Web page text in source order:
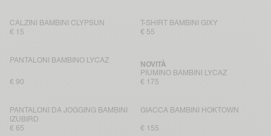
CALZINI BAMBINI CLYPSUN
€ 15
T-SHIRT BAMBINI GIXY
€ 55
PANTALONI BAMBINO LYCAZ
€ 90
PIUMINO BAMBINI LYCAZ
NOVITÀ
€ 175
PANTALONI DA JOGGING BAMBINI
IZUBIRD
€ 65
GIACCA BAMBINI HOKTOWN
€ 155